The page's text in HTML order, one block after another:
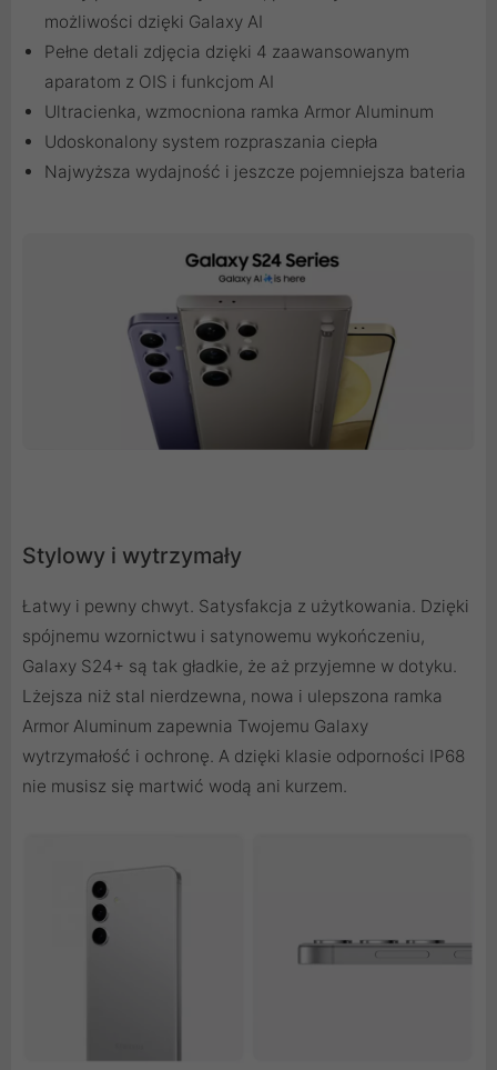
możliwości dzięki Galaxy AI
Pełne detali zdjęcia dzięki 4 zaawansowanym
aparatom z OIS i funkcjom AI
Ultracienka, wzmocniona ramka Armor Aluminum
Udoskonalony system rozpraszania ciepła
Najwyższa wydajność i jeszcze pojemniejsza bateria
Stylowy i wytrzymały
Łatwy i pewny chwyt. Satysfakcja z użytkowania. Dzięki
spójnemu wzornictwu i satynowemu wykończeniu,
Galaxy S24+ są tak gładkie, że aż przyjemne w dotyku.
Lżejsza niż stal nierdzewna, nowa i ulepszona ramka
Armor Aluminum zapewnia Twojemu Galaxy
wytrzymałość i ochronę. A dzięki klasie odporności IP68
nie musisz się martwić wodą ani kurzem.